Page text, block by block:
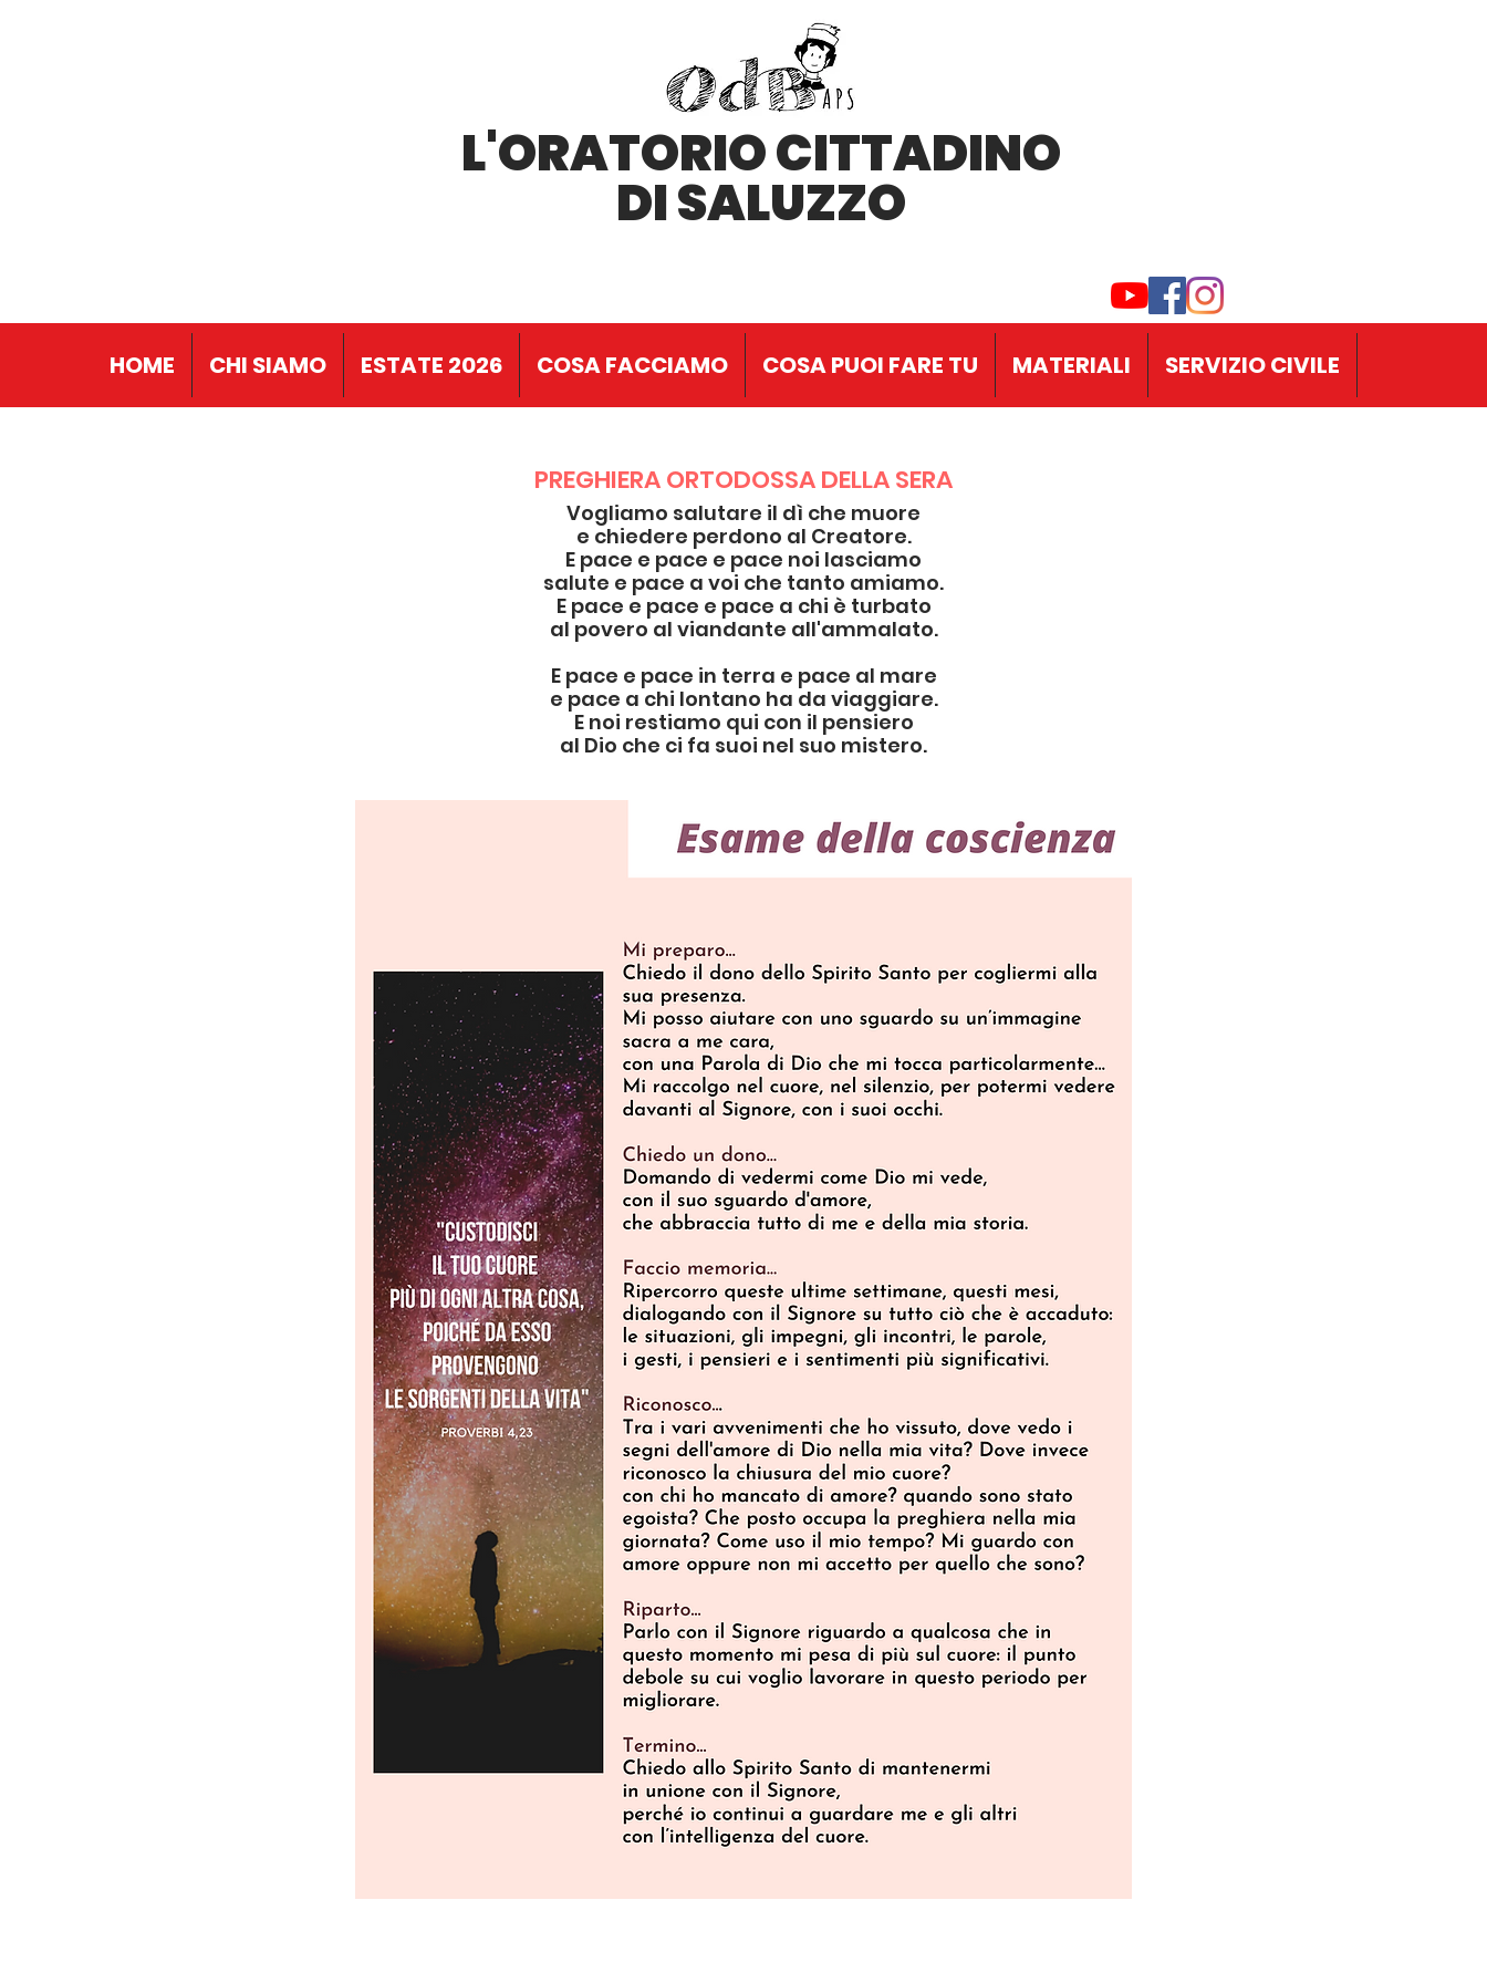
L'ORATORIO CITTADINO
DI SALUZZO
HOME CHI SIAMO ESTATE 2026 COSA FACCIAMO COSA PUOI FARE TU MATERIALI SERVIZIO CIVILE
PREGHIERA ORTODOSSA DELLA SERA
Vogliamo salutare il dì che muore
e chiedere perdono al Creatore.
E pace e pace e pace noi lasciamo
salute e pace a voi che tanto amiamo.
E pace e pace e pace a chi è turbato
al povero al viandante all'ammalato.
E pace e pace in terra e pace al mare
e pace a chi lontano ha da viaggiare.
E noi restiamo qui con il pensiero
al Dio che ci fa suoi nel suo mistero.